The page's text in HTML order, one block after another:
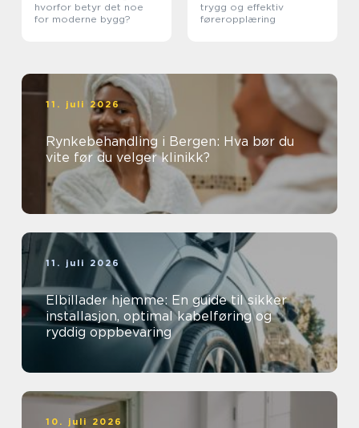
hvorfor betyr det noe
for moderne bygg?
trygg og effektiv
føreropplæring
11. juli 2026
Rynkebehandling i Bergen: Hva bør du
vite før du velger klinikk?
11. juli 2026
Elbillader hjemme: En guide til sikker
installasjon, optimal kabelføring og
ryddig oppbevaring
10. juli 2026